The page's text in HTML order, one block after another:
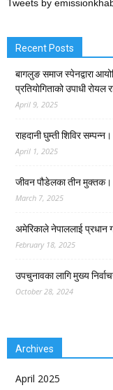
Tweets by
Recent Posts
बागलुङ समाज स्पेनद्वारा
प्रतियाेगिताको उपाधी रोयल
April 9, 2025
राहदानी घुम्ती शिविर सम्पन्न।
April 1, 2025
जीवन पौडेलका तीन मुक्तक।
March 7, 2025
अमेरिकाले नेपाललाई प्रधान
February 18, 2025
उपचुनावका लागि मुख्य
October 28, 2024
Archives
April 2025